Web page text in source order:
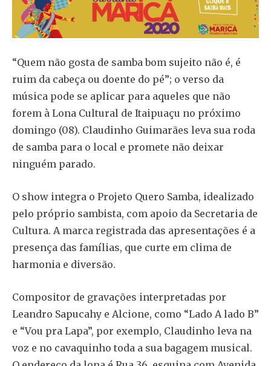
“Quem não gosta de samba bom sujeito não é, é
ruim da cabeça ou doente do pé”; o verso da
música pode se aplicar para aqueles que não
forem à Lona Cultural de Itaipuaçu no próximo
domingo (08). Claudinho Guimarães leva sua roda
de samba para o local e promete não deixar
ninguém parado.
O show integra o Projeto Quero Samba, idealizado
pelo próprio sambista, com apoio da Secretaria de
Cultura. A marca registrada das apresentações é a
presença das famílias, que curte em clima de
harmonia e diversão.
Compositor de gravações interpretadas por
Leandro Sapucahy e Alcione, como “Lado A lado B”
e “Vou pra Lapa”, por exemplo, Claudinho leva na
voz e no cavaquinho toda a sua bagagem musical.